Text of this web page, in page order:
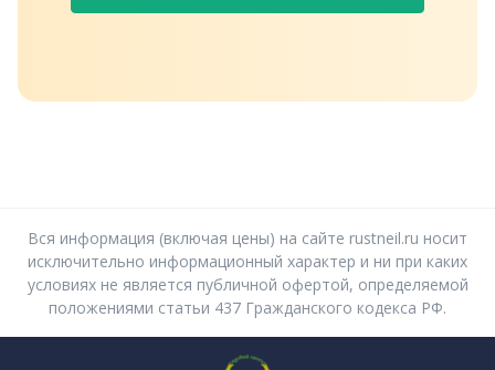
Вся информация (включая цены) на сайте rustneil.ru носит
исключительно информационный характер и ни при каких
условиях не является публичной офертой, определяемой
положениями статьи 437 Гражданского кодекса РФ.